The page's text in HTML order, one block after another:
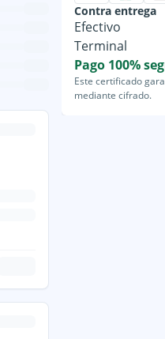
Contra entrega
Efectivo
Terminal
Pago 100%
Este certificado
mediante cifrado.